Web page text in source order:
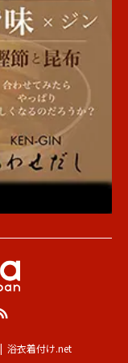
浴衣着付け.net